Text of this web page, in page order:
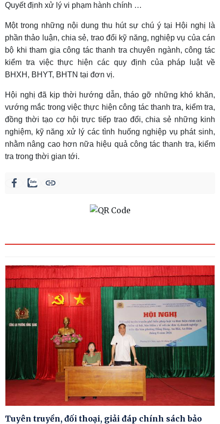
Quyết định xử lý vi phạm hành chính …
Một trong những nội dung thu hút sự chú ý tại Hội nghị là
phần thảo luận, chia sẻ, trao đổi kỹ năng, nghiệp vụ của cán
bộ khi tham gia công tác thanh tra chuyên ngành, công tác
kiểm tra việc thực hiện các quy định của pháp luật về
BHXH, BHYT, BHTN tại đơn vị.
Hội nghị đã kịp thời hướng dẫn, tháo gỡ những khó khăn,
vướng mắc trong việc thực hiện công tác thanh tra, kiểm tra,
đồng thời tạo cơ hội trực tiếp trao đổi, chia sẻ những kinh
nghiệm, kỹ năng xử lý các tình huống nghiệp vụ phát sinh,
nhằm nâng cao hơn nữa hiệu quả công tác thanh tra, kiểm
tra trong thời gian tới.
Tuyên truyền, đối thoại, giải đáp chính sách bảo